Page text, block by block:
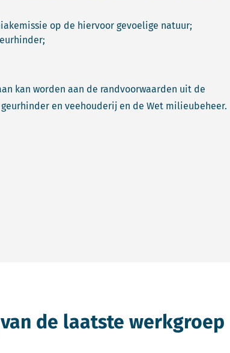
op de hiervoor gevoelige natuur;
kan worden aan de randvoorwaarden uit de
en veehouderij en de Wet milieubeheer.
de laatste werkgroep